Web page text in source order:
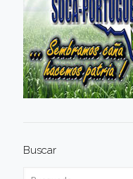
Buscar